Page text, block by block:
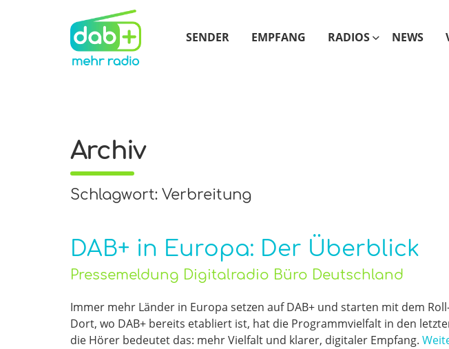
SENDER EMPFANG RADIOS NEWS
Archiv
Schlagwort: Verbreitung
DAB+ in Europa: Der Überblick
Pressemeldung Digitalradio Büro Deutschland
Immer mehr Länder in Europa setzen auf DAB+ und starten mit dem
Dort, wo DAB+ bereits etabliert ist, hat die Programmvielfalt in den
die Hörer bedeutet das: mehr Vielfalt und klarer, digitaler Empfang.